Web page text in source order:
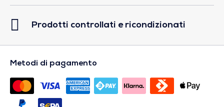
Prodotti controllati e ricondizionati
Metodi di pagamento